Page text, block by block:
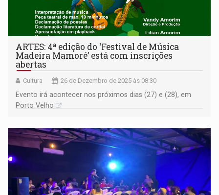
ARTES: 4ª edição do ‘Festival de Música
Madeira Mamoré’ está com inscrições
abertas
Cultura 26 de Dezembro de 2025 às 08:30
Evento irá acontecer nos próximos dias (27) e (28), em
Porto Velho